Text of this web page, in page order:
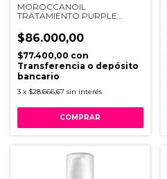
MOROCCANOIL
TRATAMIENTO PURPLE
$86.000,00
$77.400,00 con
Transferencia o depósito
bancario
3 x $28.666,67 sin interés